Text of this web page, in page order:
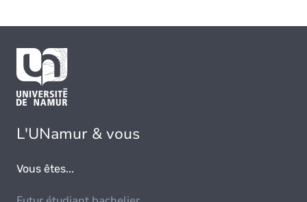
L'UNamur & vous
Vous êtes...